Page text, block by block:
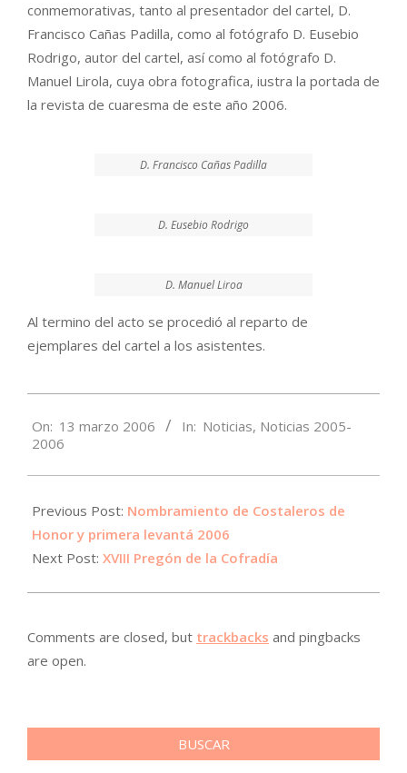
conmemorativas, tanto al presentador del cartel, D.
Francisco Cañas Padilla, como al fotógrafo D. Eusebio
Rodrigo, autor del cartel, así como al fotógrafo D.
Manuel Lirola, cuya obra fotografica, iustra la portada de
la revista de cuaresma de este año 2006.
D. Francisco Cañas Padilla
D. Eusebio Rodrigo
D. Manuel Liroa
Al termino del acto se procedió al reparto de
ejemplares del cartel a los asistentes.
03-
13
On: 13 marzo 2006 In: Noticias, Noticias 2005-
2006
Previous Post: Nombramiento de Costaleros de
Honor y primera levantá 2006
Next Post: XVIII Pregón de la Cofradía
Comments are closed, but trackbacks and pingbacks
are open.
BUSCAR